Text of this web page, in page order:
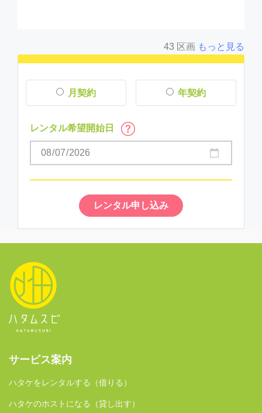
43 区画 もっと見る
月契約 年契約
レンタル希望開始日
レンタル申し込み
サービス案内
ハタケをレンタルする（借りる）
ハタケのホストになる（貸し出す）